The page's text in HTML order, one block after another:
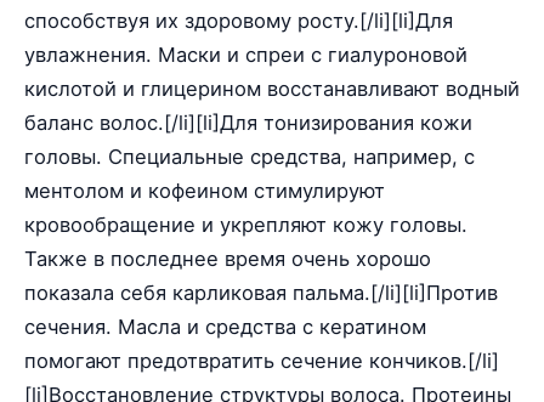
способствуя их здоровому росту.[/li][li]Для
увлажнения. Маски и спреи с гиалуроновой
кислотой и глицерином восстанавливают водный
баланс волос.[/li][li]Для тонизирования кожи
головы. Специальные средства, например, с
ментолом и кофеином стимулируют
кровообращение и укрепляют кожу головы.
Также в последнее время очень хорошо
показала себя карликовая пальма.[/li][li]Против
сечения. Масла и средства с кератином
помогают предотвратить сечение кончиков.[/li]
[li]Восстановление структуры волоса. Протеины